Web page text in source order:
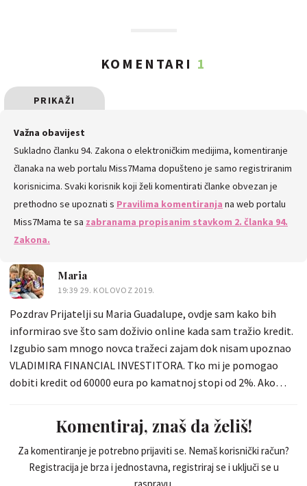
KOMENTARI 1
PRIKAŽI
SVE
KOMENTARE
Važna obavijest
Sukladno članku 94. Zakona o elektroničkim medijima, komentiranje
članaka na web portalu Miss7Mama dopušteno je samo registriranim
korisnicima. Svaki korisnik koji želi komentirati članke obvezan je
prethodno se upoznati s Pravilima komentiranja na web portalu
Miss7Mama te sa zabranama propisanim stavkom 2. članka 94.
Zakona.
Maria
19:39 29. KOLOVOZ 2019.
Pozdrav Prijatelji su Maria Guadalupe, ovdje sam kako bih
informirao sve što sam doživio online kada sam tražio kredit.
Izgubio sam mnogo novca tražeci zajam dok nisam upoznao
VLADIMIRA FINANCIAL INVESTITORA. Tko mi je pomogao
dobiti kredit od 60000 eura po kamatnoj stopi od 2%. Ako
moj savjet i kontaktirate je putem e-pošte:
(vladimirafinancijskiinvestitor@yahoo.com) Kontaktirajte
putem aplikacije WhatsApp: +16014560144 za vaš zaht
Komentiraj, znaš da želiš!
Za komentiranje je potrebno prijaviti se. Nemaš korisnički račun?
Registracija je brza i jednostavna, registriraj se i uključi se u